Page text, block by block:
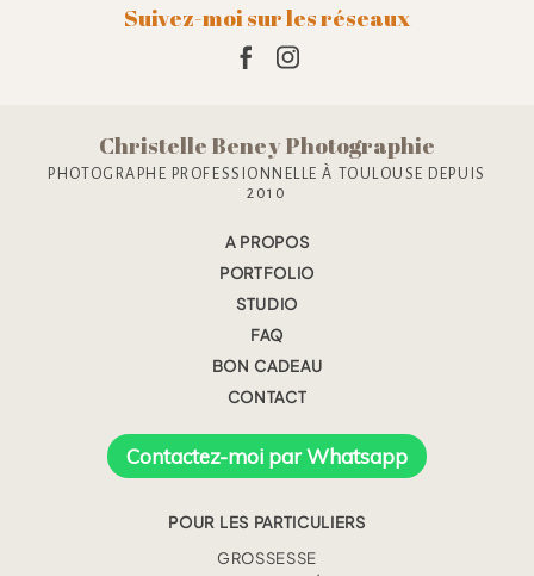
Suivez-moi sur les réseaux
Christelle Beney Photographie
PHOTOGRAPHE PROFESSIONNELLE À TOULOUSE DEPUIS
2010
A PROPOS
PORTFOLIO
STUDIO
FAQ
BON CADEAU
CONTACT
Contactez-moi par Whatsapp
POUR LES PARTICULIERS
GROSSESSE